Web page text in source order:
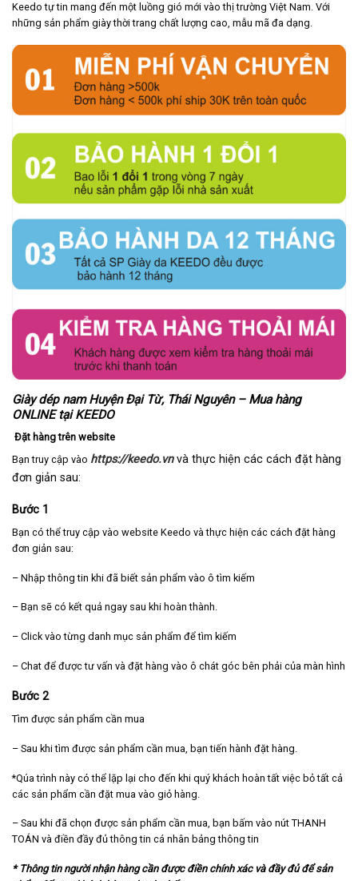
Keedo tự tin mang đến một luồng gió mới vào thị trường Việt Nam. Với
những sản phẩm giày thời trang chất lượng cao, mẫu mã đa dạng.
Giày dép nam Huyện Đại Từ, Thái Nguyên – Mua hàng
ONLINE tại KEEDO
Đặt hàng trên website
Bạn truy cập vào https://keedo.vnvà thực hiện các cách đặt hàng
đơn giản sau:
Bước 1
Bạn có thể truy cập vào website Keedo và thực hiện các cách đặt hàng
đơn giản sau:
– Nhập thông tin khi đã biết sản phẩm vào ô tìm kiếm
– Bạn sẽ có kết quả ngay sau khi hoàn thành.
– Click vào từng danh mục sản phẩm để tìm kiếm
– Chat để được tư vấn và đặt hàng vào ô chát góc bên phải của màn hình
Bước 2
Tìm được sản phẩm cần mua
– Sau khi tìm được sản phẩm cần mua, bạn tiến hành đặt hàng.
*Qúa trình này có thể lặp lại cho đến khi quý khách hoàn tất việc bỏ tất cả
các sản phẩm cần đặt mua vào giỏ hàng.
– Sau khi đã chọn được sản phẩm cần mua, bạn bấm vào nút THANH
TOÁN và điền đầy đủ thông tin cá nhân bảng thông tin
* Thông tin người nhận hàng cần được điền chính xác và đầy đủ để sản